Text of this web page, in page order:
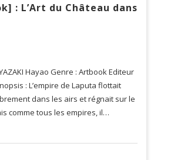
: L’Art du Château dans
Hayao Genre : Artbook Editeur
: L’empire de Laputa flottait
dans les airs et régnait sur le
comme tous les empires, il…